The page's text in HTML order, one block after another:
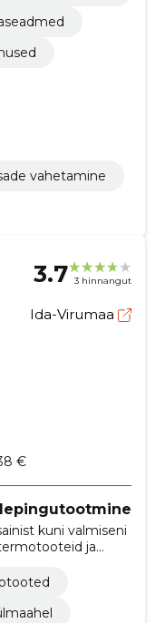
vahetamine
3.7 3 hinnangut
Ida-Virumaa
€
kuni valmiseni
ja
Viis
30 riiki tagavad